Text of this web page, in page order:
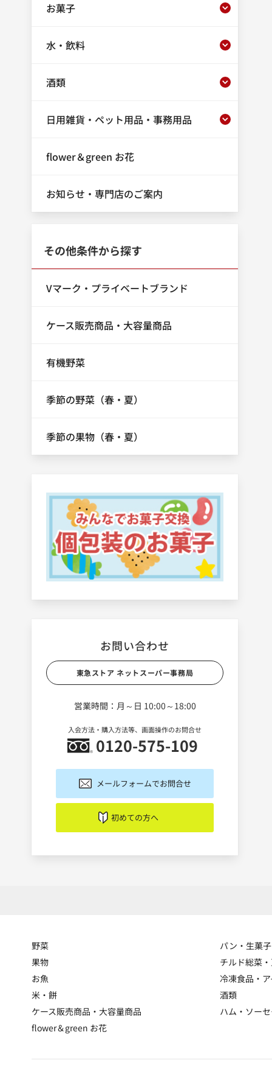
お菓子
水・飲料
酒類
日用雑貨・ペット用品・事務用品
flower＆green お花
お知らせ・専門店のご案内
その他条件から探す
Vマーク・プライベートブランド
ケース販売商品・大容量商品
有機野菜
季節の野菜（春・夏）
季節の果物（春・夏）
お問い合わせ
東急ストア ネットスーパー事務局
営業時間：月～日 10:00～18:00
入会方法・購入方法等、画面操作のお問合せ
0120-575-109
メールフォームでお問合せ
初めての方へ
野菜
パン・生菓
果物
チルド総菜
お魚
冷凍食品・
米・餅
酒類
ケース販売商品・大容量商品
ハム・ソー
flower＆green お花